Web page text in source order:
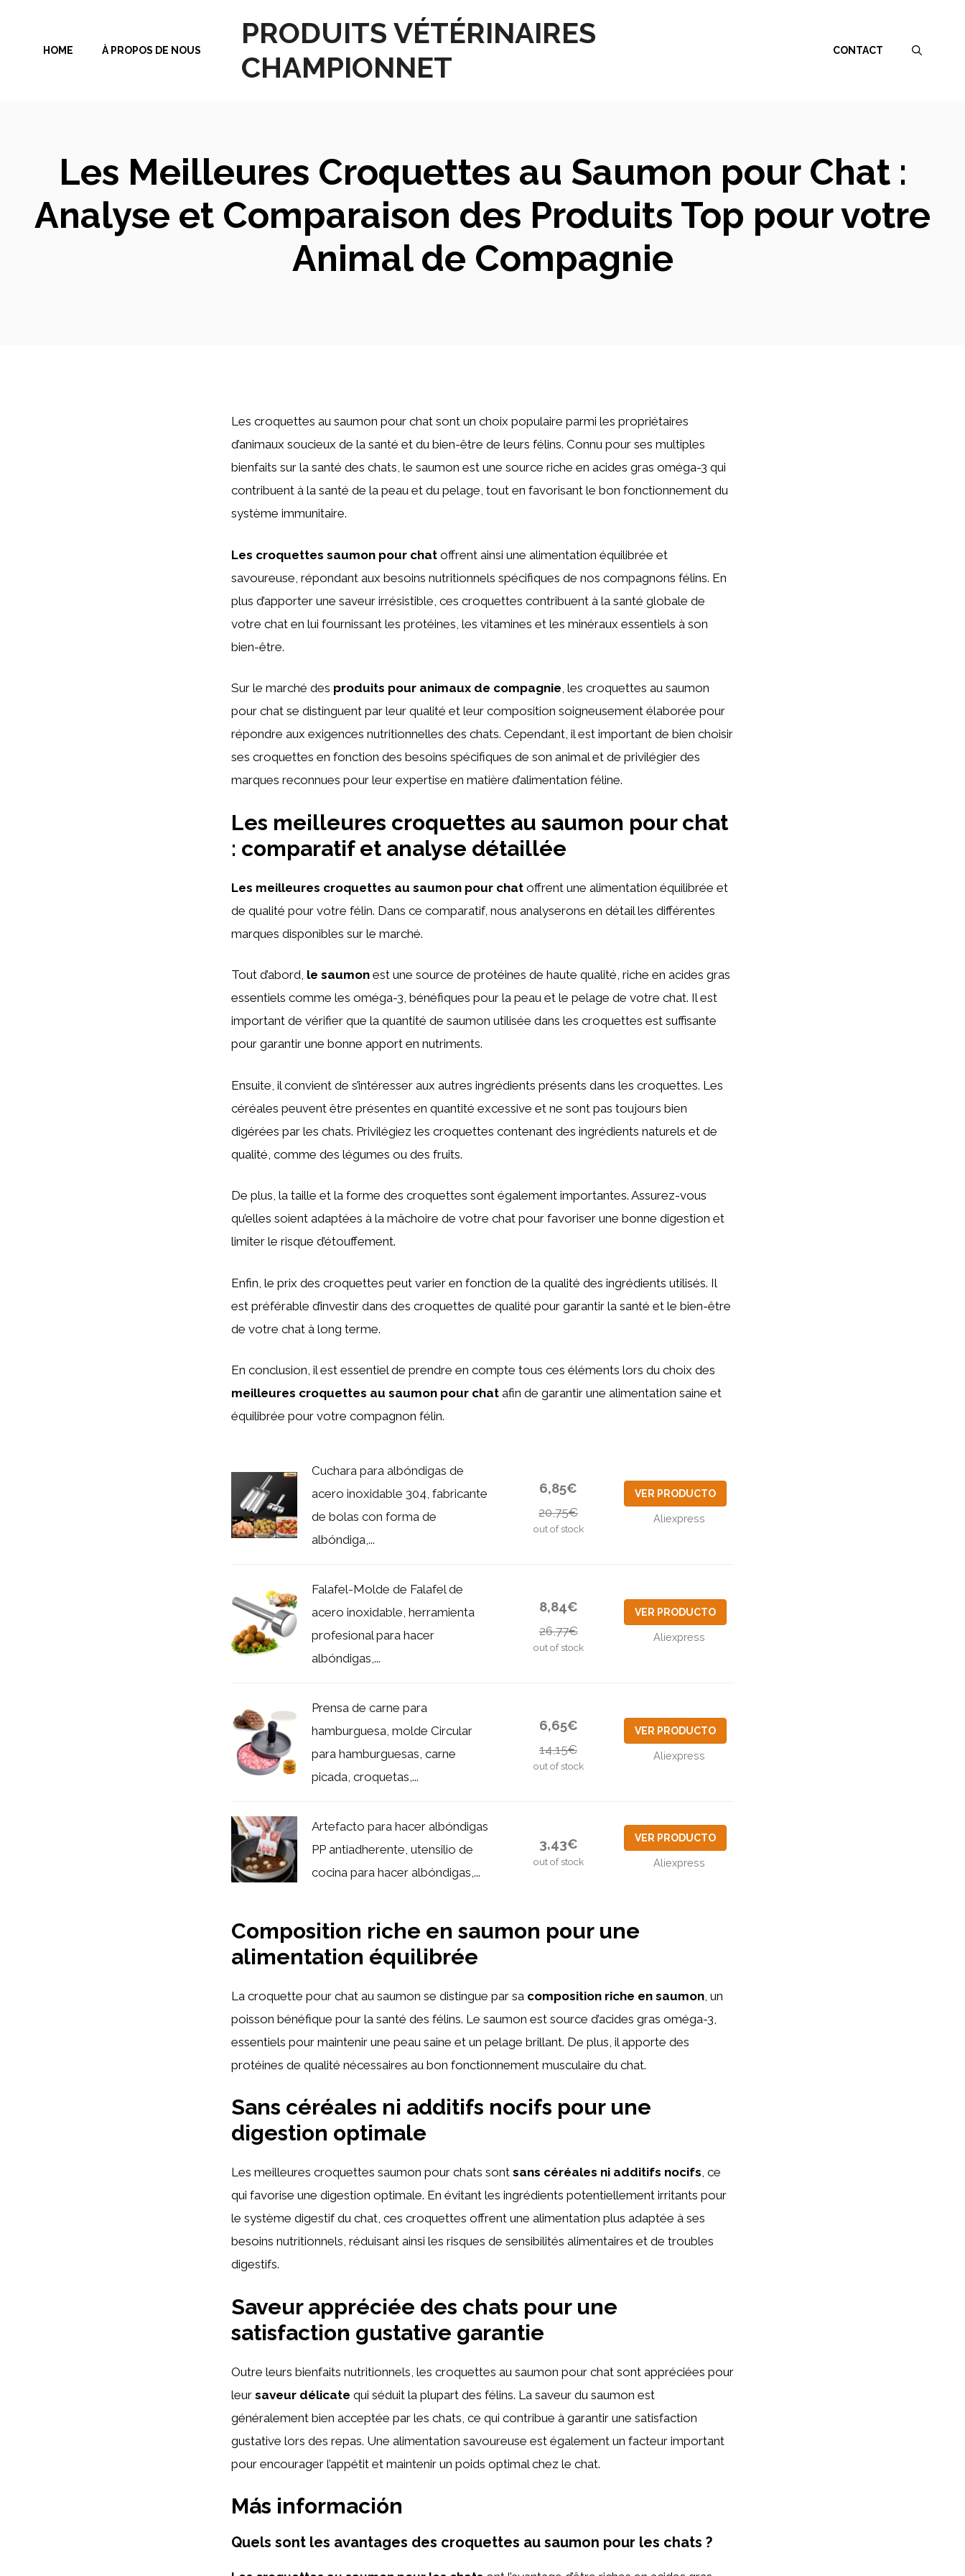
contenu
PRODUITS VÉTÉRINAIRES
CHAMPIONNET
HOME À PROPOS DE NOUS CONTACT
Les Meilleures Croquettes au Saumon pour Chat :
Analyse et Comparaison des Produits Top pour votre
Animal de Compagnie
Les croquettes au saumon pour chat sont un choix populaire parmi les propriétaires
d’animaux soucieux de la santé et du bien-être de leurs félins. Connu pour ses multiples
bienfaits sur la santé des chats, le saumon est une source riche en acides gras oméga-3 qui
contribuent à la santé de la peau et du pelage, tout en favorisant le bon fonctionnement du
système immunitaire.
Les croquettes saumon pour chat offrent ainsi une alimentation équilibrée et
savoureuse, répondant aux besoins nutritionnels spécifiques de nos compagnons félins. En
plus d’apporter une saveur irrésistible, ces croquettes contribuent à la santé globale de
votre chat en lui fournissant les protéines, les vitamines et les minéraux essentiels à son
bien-être.
Sur le marché des produits pour animaux de compagnie, les croquettes au saumon
pour chat se distinguent par leur qualité et leur composition soigneusement élaborée pour
répondre aux exigences nutritionnelles des chats. Cependant, il est important de bien choisir
ses croquettes en fonction des besoins spécifiques de son animal et de privilégier des
marques reconnues pour leur expertise en matière d’alimentation féline.
Les meilleures croquettes au saumon pour chat
: comparatif et analyse détaillée
Les meilleures croquettes au saumon pour chat offrent une alimentation équilibrée et
de qualité pour votre félin. Dans ce comparatif, nous analyserons en détail les différentes
marques disponibles sur le marché.
Tout d’abord, le saumon est une source de protéines de haute qualité, riche en acides gras
essentiels comme les oméga-3, bénéfiques pour la peau et le pelage de votre chat. Il est
important de vérifier que la quantité de saumon utilisée dans les croquettes est suffisante
pour garantir une bonne apport en nutriments.
Ensuite, il convient de s’intéresser aux autres ingrédients présents dans les croquettes. Les
céréales peuvent être présentes en quantité excessive et ne sont pas toujours bien
digérées par les chats. Privilégiez les croquettes contenant des ingrédients naturels et de
qualité, comme des légumes ou des fruits.
De plus, la taille et la forme des croquettes sont également importantes. Assurez-vous
qu’elles soient adaptées à la mâchoire de votre chat pour favoriser une bonne digestion et
limiter le risque d’étouffement.
Enfin, le prix des croquettes peut varier en fonction de la qualité des ingrédients utilisés. Il
est préférable d’investir dans des croquettes de qualité pour garantir la santé et le bien-être
de votre chat à long terme.
En conclusion, il est essentiel de prendre en compte tous ces éléments lors du choix des
meilleures croquettes au saumon pour chat afin de garantir une alimentation saine et
équilibrée pour votre compagnon félin.
Cuchara para albóndigas de
acero inoxidable 304, fabricante
de bolas con forma de
albóndiga,...
6,85€
20,75€
out of stock
VER PRODUCTO
Aliexpress
Falafel-Molde de Falafel de
acero inoxidable, herramienta
profesional para hacer
albóndigas,...
8,84€
26,77€
out of stock
VER PRODUCTO
Aliexpress
Prensa de carne para
hamburguesa, molde Circular
para hamburguesas, carne
picada, croquetas,...
6,65€
14,15€
out of stock
VER PRODUCTO
Aliexpress
Artefacto para hacer albóndigas
PP antiadherente, utensilio de
cocina para hacer albóndigas,...
3,43€
out of stock
VER PRODUCTO
Aliexpress
Composition riche en saumon pour une
alimentation équilibrée
La croquette pour chat au saumon se distingue par sa composition riche en saumon , un
poisson bénéfique pour la santé des félins. Le saumon est source d’acides gras oméga-3,
essentiels pour maintenir une peau saine et un pelage brillant. De plus, il apporte des
protéines de qualité nécessaires au bon fonctionnement musculaire du chat.
Sans céréales ni additifs nocifs pour une
digestion optimale
Les meilleures croquettes saumon pour chats sont sans céréales ni additifs nocifs, ce
qui favorise une digestion optimale. En évitant les ingrédients potentiellement irritants pour
le système digestif du chat, ces croquettes offrent une alimentation plus adaptée à ses
besoins nutritionnels, réduisant ainsi les risques de sensibilités alimentaires et de troubles
digestifs.
Saveur appréciée des chats pour une
satisfaction gustative garantie
Outre leurs bienfaits nutritionnels, les croquettes au saumon pour chat sont appréciées pour
leur saveur délicate qui séduit la plupart des félins. La saveur du saumon est
généralement bien acceptée par les chats, ce qui contribue à garantir une satisfaction
gustative lors des repas. Une alimentation savoureuse est également un facteur important
pour encourager l’appétit et maintenir un poids optimal chez le chat.
Más información
Quels sont les avantages des croquettes au saumon pour les chats ?